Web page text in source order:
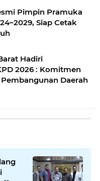
Pimpin Pramuka
Siap Cetak
Hadiri
2026 : Komitmen
Daerah